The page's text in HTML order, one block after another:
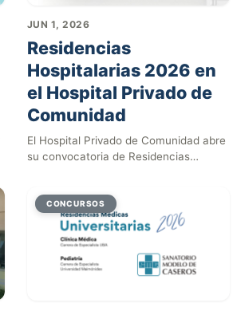
JUN 1, 2026
Residencias
Hospitalarias 2026 en
el Hospital Privado de
Comunidad
El Hospital Privado de Comunidad abre
su convocatoria de Residencias
CONCURSOS